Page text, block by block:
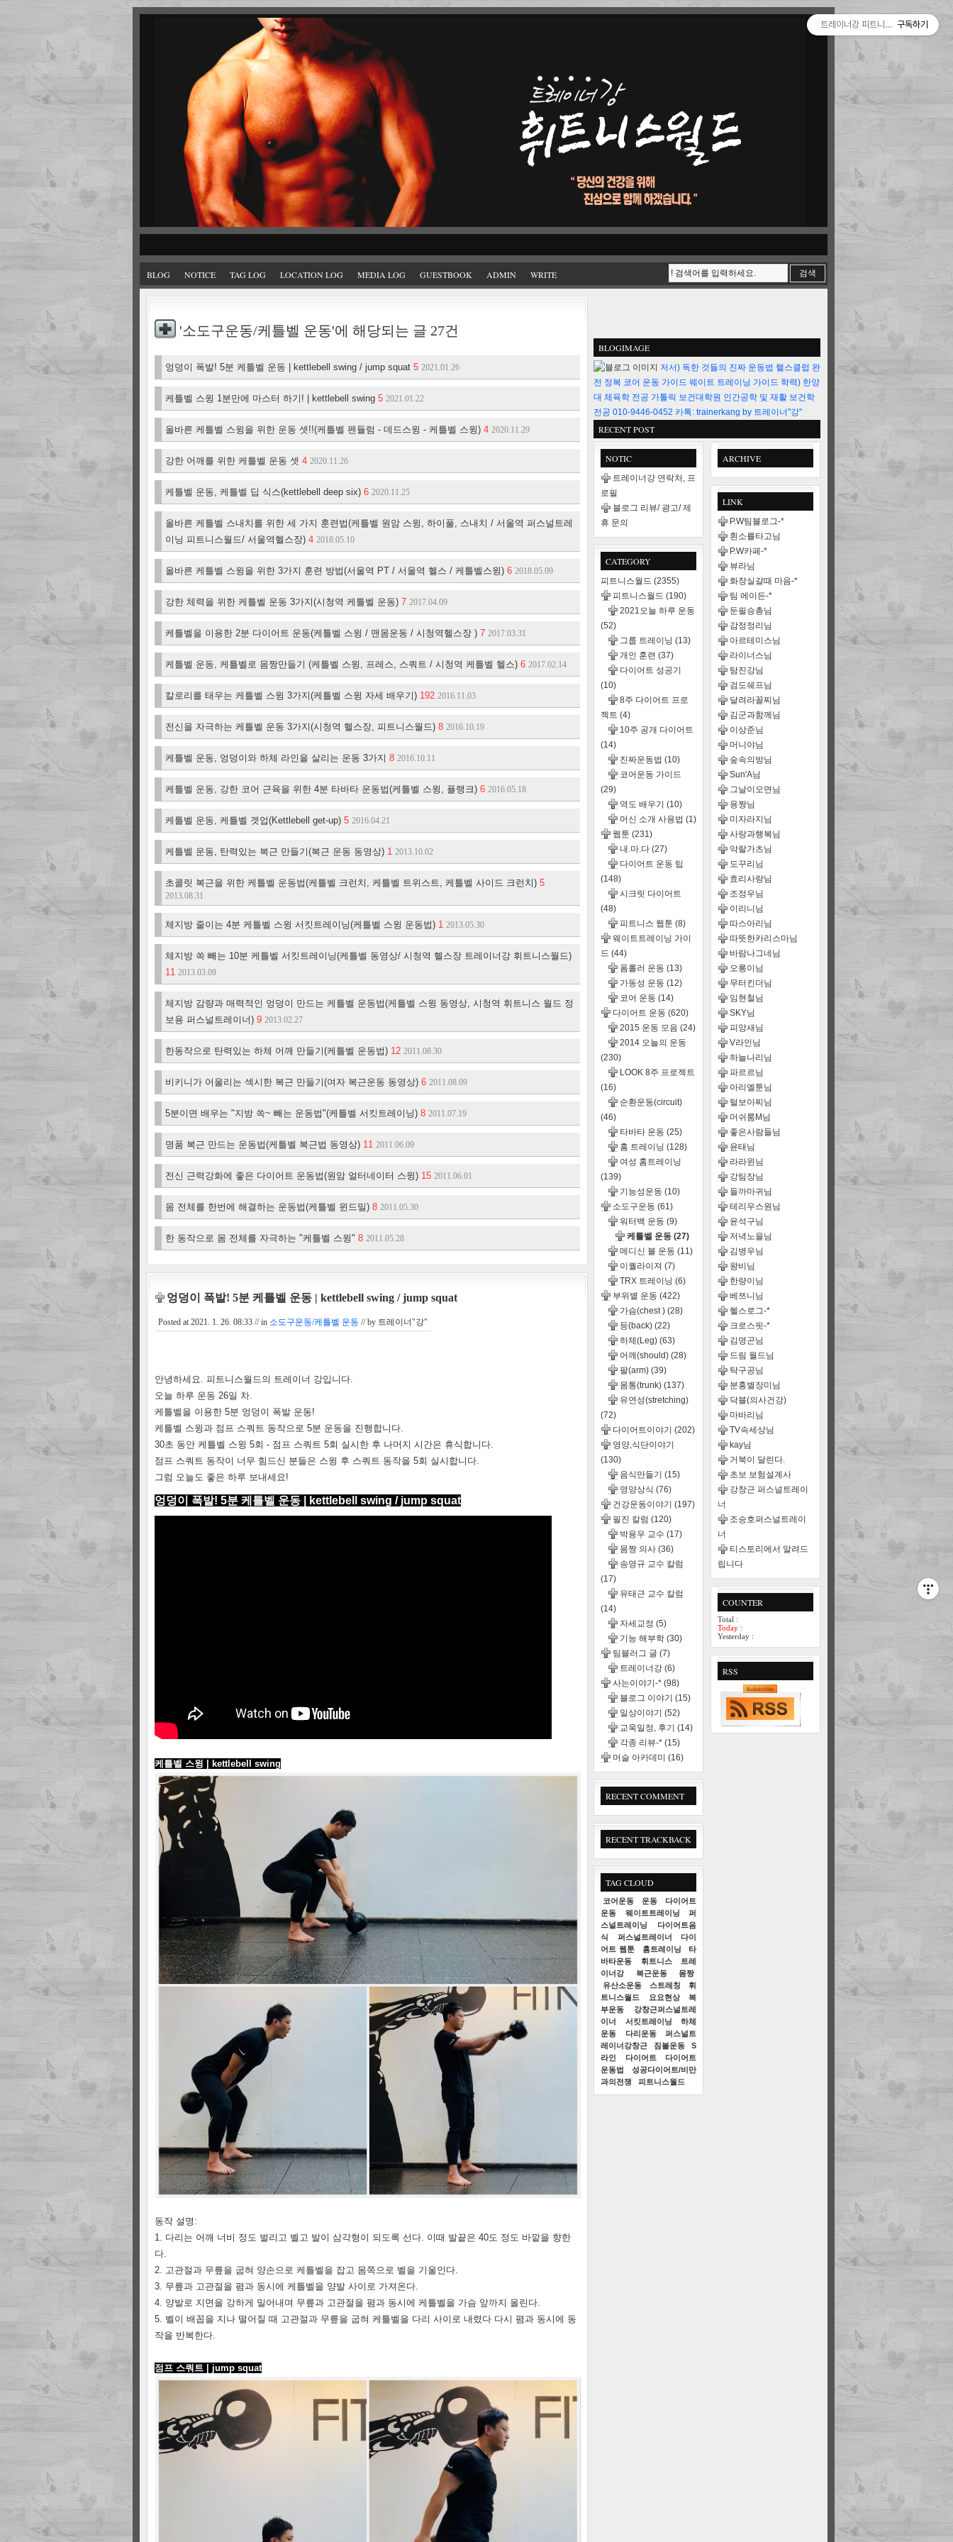
BLOG NOTICE TAG LOG LOCATION LOG MEDIA LOG GUESTBOOK ADMIN WRITE
'소도구운동/케틀벨 운동'에 해당되는 글 27건
엉덩이 폭발! 5분 케틀벨 운동 | kettlebell swing / jump squat 5 2021.01.26
케틀벨 스윙 1분만에 마스터 하기! | kettlebell swing 5 2021.01.22
올바른 케틀벨 스윙을 위한 운동 셋!!(케틀벨 펜듈럼 - 데드스윙 - 케틀벨 스윙) 4 2020.11.29
강한 어깨를 위한 케틀벨 운동 셋 4 2020.11.26
케틀벨 운동, 케틀벨 딥 식스(kettlebell deep six) 6 2020.11.25
올바른 케틀벨 스내치를 위한 세 가지 훈련법(케틀벨 원암 스윙, 하이풀, 스내치 / 서울역 퍼스널트레
이닝 피트니스월드/ 서울역헬스장) 4 2018.05.10
올바른 케틀벨 스윙을 위한 3가지 훈련 방법(서울역 PT / 서울역 헬스 / 케틀벨스윙) 6 2018.05.09
강한 체력을 위한 케틀벨 운동 3가지(시청역 케틀벨 운동) 7 2017.04.09
케틀벨을 이용한 2분 다이어트 운동(케틀벨 스윙 / 맨몸운동 / 시청역헬스장 ) 7 2017.03.31
케틀벨 운동, 케틀벨로 몸짱만들기 (케틀벨 스윙, 프레스, 스쿼트 / 시청역 케틀벨 헬스) 6 2017.02.14
칼로리를 태우는 케틀벨 스윙 3가지(케틀벨 스윙 자세 배우기) 192 2016.11.03
전신을 자극하는 케틀벨 운동 3가지(시청역 헬스장, 피트니스월드) 8 2016.10.19
케틀벨 운동, 엉덩이와 하체 라인을 살리는 운동 3가지 8 2016.10.11
케틀벨 운동, 강한 코어 근육을 위한 4분 타바타 운동법(케틀벨 스윙, 플랭크) 6 2016.05.18
케틀벨 운동, 케틀벨 겟업(Kettlebell get-up) 5 2016.04.21
케틀벨 운동, 탄력있는 복근 만들기(복근 운동 동영상) 1 2013.10.02
초콜릿 복근을 위한 케틀벨 운동법(케틀벨 크런치, 케틀벨 트위스트, 케틀벨 사이드 크런치) 5
2013.08.31
체지방 줄이는 4분 케틀벨 스윙 서킷트레이닝(케틀벨 스윙 운동법) 1 2013.05.30
체지방 쏙 빼는 10분 케틀벨 서킷트레이닝(케틀벨 동영상/ 시청역 헬스장 트레이너강 휘트니스월드)
11 2013.03.09
체지방 감량과 매력적인 엉덩이 만드는 케틀벨 운동법(케틀벨 스윙 동영상, 시청역 휘트니스 월드 정
보용 퍼스널트레이너) 9 2013.02.27
한동작으로 탄력있는 하체 어깨 만들기(케틀벨 운동법) 12 2011.08.30
비키니가 어울리는 섹시한 복근 만들기(여자 복근운동 동영상) 6 2011.08.09
5분이면 배우는 "지방 쏙~ 빼는 운동법"(케틀벨 서킷트레이닝) 8 2011.07.19
명품 복근 만드는 운동법(케틀벨 복근법 동영상) 11 2011.06.09
전신 근력강화에 좋은 다이어트 운동법(원암 얼터네이터 스윙) 15 2011.06.01
몸 전체를 한번에 해결하는 운동법(케틀벨 윈드밀) 8 2011.05.30
한 동작으로 몸 전체를 자극하는 "케틀벨 스윙" 8 2011.05.28
엉덩이 폭발! 5분 케틀벨 운동 | kettlebell swing / jump squat
Posted at 2021. 1. 26. 08:33 // in 소도구운동/케틀벨 운동 // by 트레이너"강"
안녕하세요. 피트니스월드의 트레이너 강입니다.
오늘 하루 운동 26일 차.
케틀벨을 이용한 5분 엉덩이 폭발 운동!
케틀벨 스윙과 점프 스쿼트 동작으로 5분 운동을 진행합니다.
30초 동안 케틀벨 스윙 5회 - 점프 스쿼트 5회 실시한 후 나머지 시간은 휴식합니다.
점프 스쿼트 동작이 너무 힘드신 분들은 스윙 후 스쿼트 동작을 5회 실시합니다.
그럼 오늘도 좋은 하루 보내세요!
엉덩이 폭발! 5분 케틀벨 운동 | kettlebell swing / jump squat
케틀벨 스윙 | kettlebell swing
동작 설명:
1. 다리는 어깨 너비 정도 벌리고 벨고 발이 삼각형이 되도록 선다. 이때 발끝은 40도 정도 바깥을 향한
다.
2. 고관절과 무릎을 굽혀 양손으로 케틀벨을 잡고 몸쪽으로 벨을 기울인다.
3. 무릎과 고관절을 폄과 동시에 케틀벨을 양발 사이로 가져온다.
4. 양발로 지면을 강하게 밀어내며 무릎과 고관절을 폄과 동시에 케틀벨을 가슴 앞까지 올린다.
5. 벨이 배꼽을 지나 떨어질 때 고관절과 무릎을 굽혀 케틀벨을 다리 사이로 내렸다 다시 폄과 동시에 동
작을 반복한다.
점프 스쿼트 | jump squat
BLOGIMAGE
저서) 독한 것들의 진짜 운동법 핼스클럽 완
전 정복 코어 운동 가이드 웨이트 트레이닝 가이드 학력) 한양
대 체육학 전공 가톨릭 보건대학원 인간공학 및 재활 보건학
전공 010-9446-0452 카톡: trainerkang by 트레이너"강"
RECENT POST
ARCHIVE
LINK
P.W팀블로그-*
흰소를타고님
P.W카페-*
뷰라님
화장실갈때 마음-*
팀 에이든-*
둔필승총님
감정정리님
아르테미스님
라이너스님
탐진강님
검도쉐프님
달려라꼴찌님
김군과함께님
이상준님
머니야님
숲속의방님
Sun'A님
그날이오면님
용짱님
미자라지님
사랑과행복님
악랄가츠님
도꾸리님
효리사랑님
조정우님
이리니님
따스아리님
따뜻한카리스마님
바람나그네님
오롱이님
무터킨더님
임현철님
SKY님
피앙새님
V라인님
하늘나리님
파르르님
아리엘툰님
털보아찌님
머쉬룸M님
좋은사람들님
윤태님
라라윈님
강팀장님
들까마귀님
테리우스원님
윤석구님
저녁노을님
김병우님
왕비님
한량이님
베쯔니님
헬스로그-*
크로스핏-*
김명곤님
드림 월드님
탁구공님
분홍별장미님
닥블(의사건강)
마바리님
TV속세상님
kay님
거북이 달린다.
초보 보험설계사
강창근 퍼스널트레이
너
조승호퍼스널트레이
너
티스토리에서 알려드
립니다
COUNTER
Total :
Today :
Yesterday :
RSS
NOTIC
트레이너강 연락처, 프
로필
블로그 리뷰/ 광고/ 제
휴 문의
CATEGORY
피트니스월드 (2355)
피트니스월드 (190)
2021오늘 하루 운동
(52)
그룹 트레이닝 (13)
개인 훈련 (37)
다이어트 성공기
(10)
8주 다이어트 프로
젝트 (4)
10주 공개 다이어트
(14)
진짜운동법 (10)
코어운동 가이드
(29)
역도 배우기 (10)
머신 소개 사용법 (1)
웹툰 (231)
내.마.다 (27)
다이어트 운동 팁
(148)
시크릿 다이어트
(48)
피트니스 웹툰 (8)
웨이트트레이닝 가이
드 (44)
폼롤러 운동 (13)
가동성 운동 (12)
코어 운동 (14)
다이어트 운동 (620)
2015 운동 모음 (24)
2014 오늘의 운동
(230)
LOOK 8주 프로젝트
(16)
순환운동(circuit)
(46)
타바타 운동 (25)
홈 트레이닝 (128)
여성 홈트레이닝
(139)
기능성운동 (10)
소도구운동 (61)
워터백 운동 (9)
케틀벨 운동 (27)
메디신 볼 운동 (11)
이퀄라이져 (7)
TRX 트레이닝 (6)
부위별 운동 (422)
가슴(chest ) (28)
등(back) (22)
하체(Leg) (63)
어깨(should) (28)
팔(arm) (39)
몸통(trunk) (137)
유연성(stretching)
(72)
다이어트이야기 (202)
영양,식단이야기
(130)
음식만들기 (15)
영양상식 (76)
건강운동이야기 (197)
필진 칼럼 (120)
박용우 교수 (17)
몸짱 의사 (36)
송영규 교수 칼럼
(17)
유태근 교수 칼럼
(14)
자세교정 (5)
기능 해부학 (30)
팀블러그 글 (7)
트레이너강 (6)
사는이야기-* (98)
블로그 이야기 (15)
일상이야기 (52)
교욱일정, 후기 (14)
각종 리뷰-* (15)
머슬 아카데미 (16)
RECENT COMMENT
RECENT TRACKBACK
TAG CLOUD
코어운동 운동
다이어트
운동
웨이트트레이닝
퍼
스널트레이닝
다이어트음
식
퍼스널트레이너
다이
어트 웹툰
홈트레이닝
타
바타운동
휘트니스
트레
이너강
복근운동
몸짱
유산소운동
스트레칭
휘
트니스월드
요요현상
복
부운동
강창근퍼스널트레
이너
서킷트레이닝
하체
운동
다리운동
퍼스널트
레이너강창근
짐볼운동
S
라인
다이어트
다이어트
운동법
성공다이어트/비만
과의전쟁
피트니스월드
트레이너강 피트니스월드구독하기